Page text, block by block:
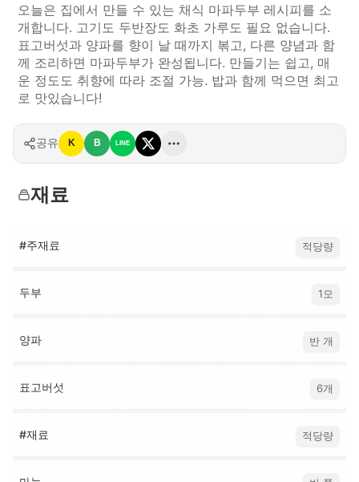
오늘은 집에서 만들 수 있는 채식 마파두부 레시피를 소
개합니다. 고기도 두반장도 화초 가루도 필요 없습니다.
표고버섯과 양파를 향이 날 때까지 볶고, 다른 양념과 함
께 조리하면 마파두부가 완성됩니다. 만들기는 쉽고, 매
운 정도도 취향에 따라 조절 가능. 밥과 함께 먹으면 최고
로 맛있습니다!
공유 K B LINE
재료
#주재료 적당량
두부 1모
양파 반 개
표고버섯 6개
#재료 적당량